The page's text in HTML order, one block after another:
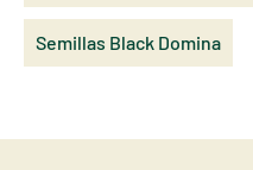
Semillas Black Domina